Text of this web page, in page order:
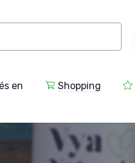
en
Shopping